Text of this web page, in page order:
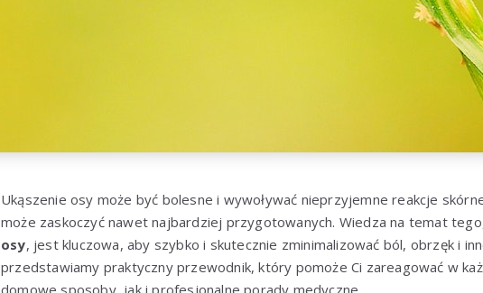
Ukąszenie osy może być bolesne i wywoływać nieprzyjemne reakcje
może zaskoczyć nawet najbardziej przygotowanych. Wiedza na temat
osy, jest kluczowa, aby szybko i skutecznie zminimalizować ból, obrzęk i
przedstawiamy praktyczny przewodnik, który pomoże Ci zareagować w
domowe sposoby, jak i profesjonalne porady medyczne.